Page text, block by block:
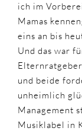
ich im
Mamas
eins an bis
Und das war
und beide
unheimlich
Management
Musiklabel in